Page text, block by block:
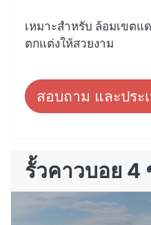
เหมาะสำหรับ ล้อมเขตแ
ตกแต่งให้สวยงาม
สอบถาม และประ
รั้วคาวบอย 4